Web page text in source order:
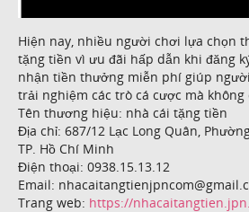
Hiện nay, nhiều người chơi lựa chọn
tặng tiền vì ưu đãi hấp dẫn khi đăng
nhận tiền thưởng miễn phí giúp
trải nghiệm các trò cá cược mà không
Tên thương hiệu: nhà cái tặng tiền
Địa chỉ: 687/12 Lạc Long Quân,
TP. Hồ Chí Minh
Điện thoại: 0938.15.13.12
Email:
Trang web: https://